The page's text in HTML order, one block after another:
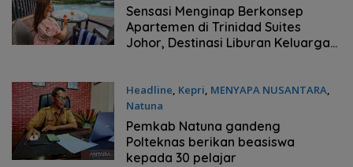
Sabtu, 08/08/2026 - 11:47 WIB
Sensasi Menginap Berkonsep
Apartemen di Trinidad Suites
Johor, Destinasi Liburan Keluarga
Headline, Kepri, MENYAPA NUSANTARA,
Natuna
Jumat, 07/08/2026 - 19:31 WIB
Pemkab Natuna gandeng
Polteknas berikan beasiswa
kepada 30 pelajar